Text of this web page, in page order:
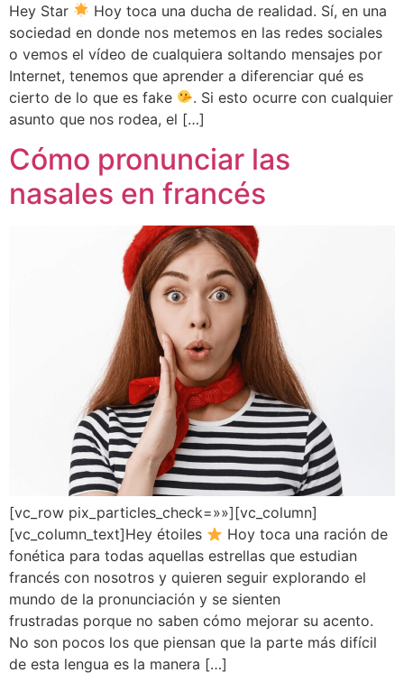
Hey Star
Hoy toca una ducha de realidad. Sí, en una
sociedad en donde nos metemos en las redes sociales
o vemos el vídeo de cualquiera soltando mensajes por
Internet, tenemos que aprender a diferenciar qué es
cierto de lo que es fake
. Si esto ocurre con cualquier
asunto que nos rodea, el […]
Cómo pronunciar las
nasales en francés
[vc_row pix_particles_check=»»][vc_column]
[vc_column_text]Hey étoiles
Hoy toca una ración de
fonética para todas aquellas estrellas que estudian
francés con nosotros y quieren seguir explorando el
mundo de la pronunciación y se sienten
frustradas porque no saben cómo mejorar su acento.
No son pocos los que piensan que la parte más difícil
de esta lengua es la manera […]